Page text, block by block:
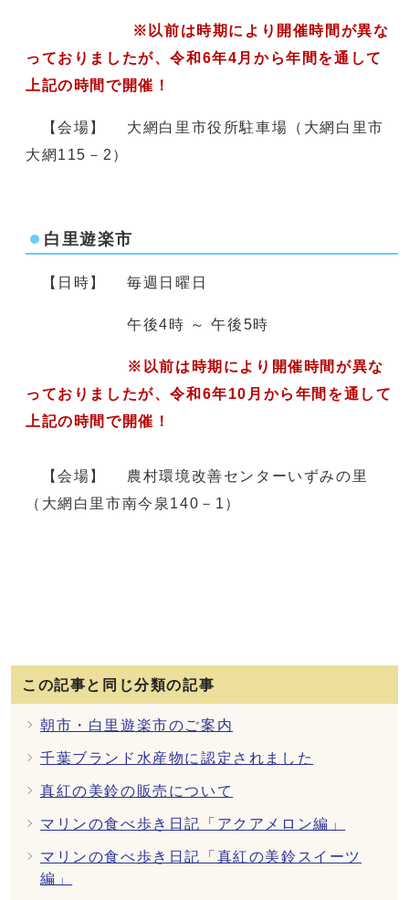
※以前は時期により開催時間が異な
っておりましたが、令和6年4月から年間を通して
上記の時間で開催！
【会場】 大網白里市役所駐車場（大網白里市
大網115－2）
白里遊楽市
【日時】 毎週日曜日
午後4時 ～ 午後5時
※以前は時期により開催時間が異な
っておりましたが、令和6年10月から年間を通して
上記の時間で開催！
【会場】 農村環境改善センターいずみの里
（大網白里市南今泉140－1）
この記事と同じ分類の記事
朝市・白里遊楽市のご案内
千葉ブランド水産物に認定されました
真紅の美鈴の販売について
マリンの食べ歩き日記「アクアメロン編」
マリンの食べ歩き日記「真紅の美鈴スイーツ
編」